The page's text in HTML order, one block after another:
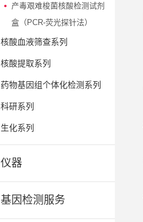
产毒艰难梭菌核酸检测试剂
盒（PCR-荧光探针法）
核酸血液筛查系列
核酸提取系列
药物基因组个体化检测系列
科研系列
生化系列
仪器
基因检测服务